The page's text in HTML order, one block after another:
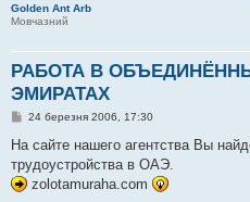
Golden Ant Arb
Мовчазний
РАБОТА В
ЭМИРАТАХ
П
в
д
о
м
24 березня 2006, 17:30
На сайте нашего агентства Вы
трудоустройства в ОАЭ.
zolotamuraha.com